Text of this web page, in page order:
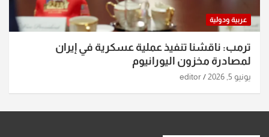
عربية ودولية
ترمب: ناقشنا تنفيذ عملية عسكرية في إيران
لمصادرة مخزون اليورانيوم
يونيو 5, 2026 editor